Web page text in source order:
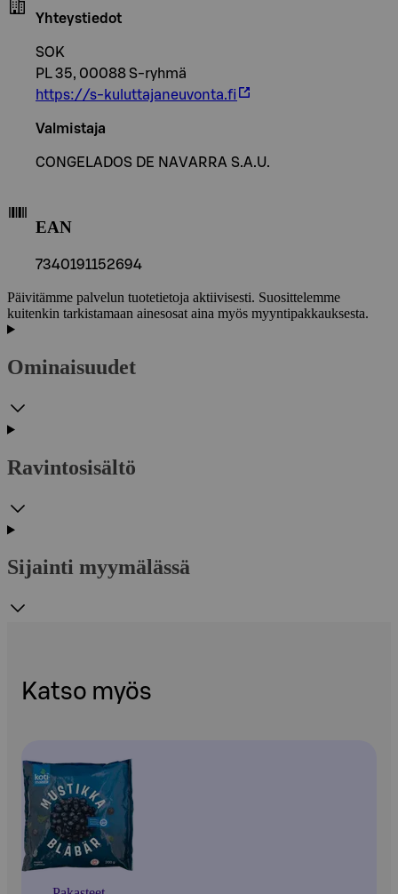
Yhteystiedot
SOK
PL 35, 00088 S-ryhmä
https://s-kuluttajaneuvonta.fi
Valmistaja
CONGELADOS DE NAVARRA S.A.U.
EAN
7340191152694
Päivitämme palvelun tuotetietoja aktiivisesti. Suosittelemme
kuitenkin tarkistamaan ainesosat aina myös myyntipakkauksesta.
Ominaisuudet
Ravintosisältö
Sijainti myymälässä
Katso myös